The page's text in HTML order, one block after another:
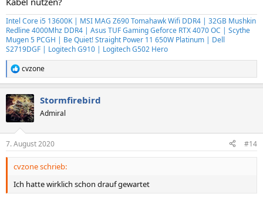
Intel Core i5 13600K | MSI MAG Z690 Tomahawk Wifi DDR4 | 32GB Mushkin
Redline 4000Mhz DDR4 | Asus TUF Gaming Geforce RTX 4070 OC | Scythe
Mugen 5 PCGH | Be Quiet! Straight Power 11 650W Platinum | Dell
S2719DGF | Logitech G910 | Logitech G502 Hero
R
e
k
t
i
e
n
cvzone
Stormfirebird
Admiral
7. August 2020 #14
cvzone schrieb:
Ich hatte wirklich schon drauf gewartet